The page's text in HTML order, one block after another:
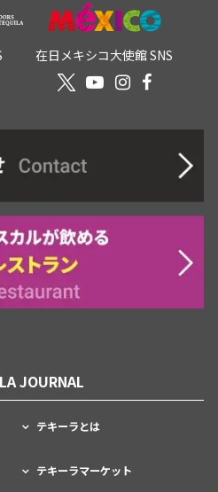
在日メキシコ大使館 SNS
JOURNAL
テキーラとは
テキーラマーケット